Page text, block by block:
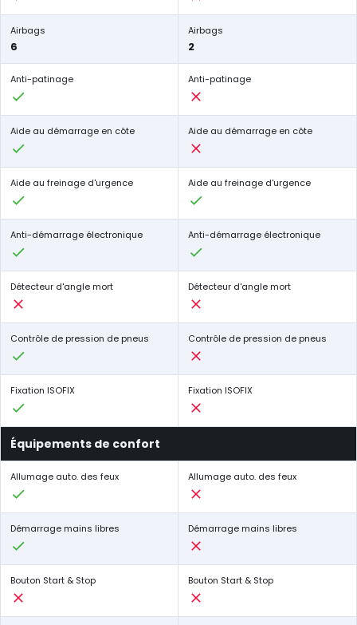
Airbags
6
Airbags
2
Anti-patinage Anti-patinage
Aide au démarrage en côte Aide au démarrage en côte
Aide au freinage d'urgence Aide au freinage d'urgence
Anti-démarrage électronique Anti-démarrage électronique
Détecteur d'angle mort Détecteur d'angle mort
Contrôle de pression de pneus Contrôle de pression de pneus
Fixation ISOFIX Fixation ISOFIX
Équipements de confort
Allumage auto. des feux Allumage auto. des feux
Démarrage mains libres Démarrage mains libres
Bouton Start & Stop Bouton Start & Stop